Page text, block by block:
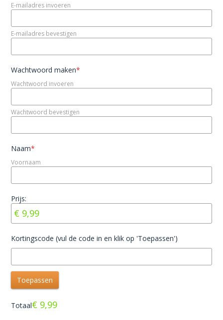
E-mailadres invoeren
E-mailadres bevestigen
Wachtwoord maken*
Wachtwoord invoeren
Wachtwoord bevestigen
Naam*
Voornaam
Prijs:
Kortingscode (vul de code in en klik op 'Toepassen')
Totaal€ 9,99